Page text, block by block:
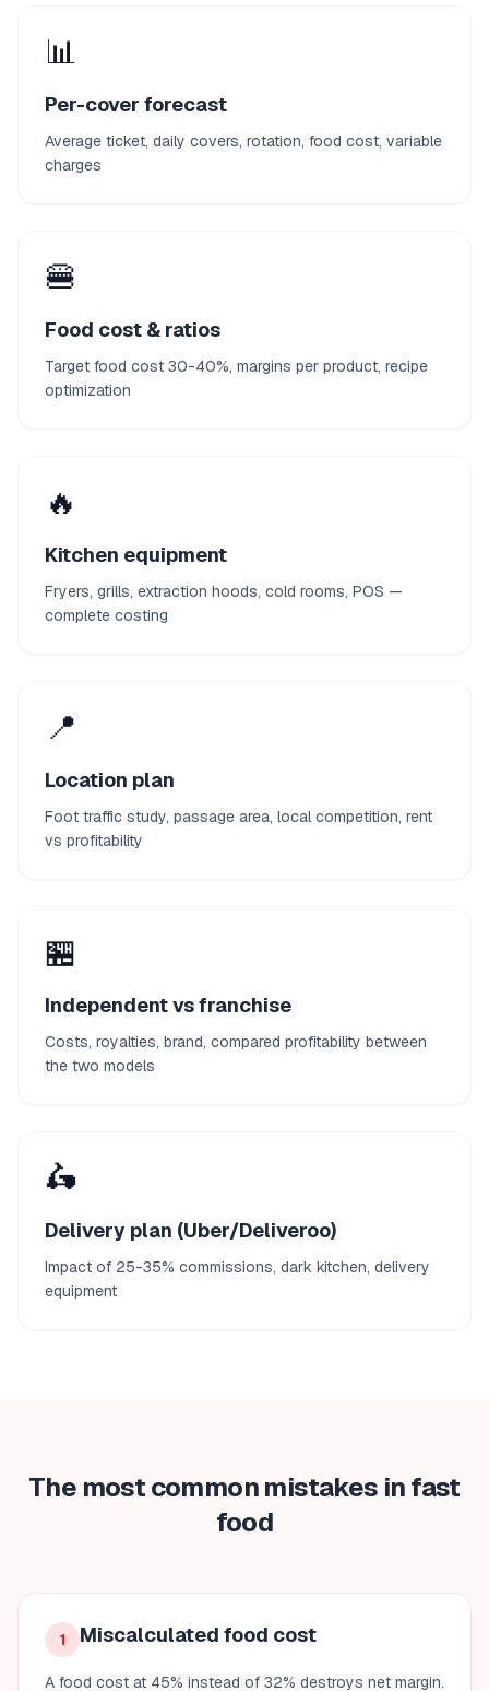
📊
Per-cover forecast
Average ticket, daily covers, rotation, food cost, variable
charges
🍔
Food cost & ratios
Target food cost 30-40%, margins per product, recipe
optimization
🔥
Kitchen equipment
Fryers, grills, extraction hoods, cold rooms, POS —
complete costing
📍
Location plan
Foot traffic study, passage area, local competition, rent
vs profitability
🏪
Independent vs franchise
Costs, royalties, brand, compared profitability between
the two models
🛵
Delivery plan (Uber/Deliveroo)
Impact of 25-35% commissions, dark kitchen, delivery
equipment
The most common mistakes in fast
food
1 Miscalculated food cost
A food cost at 45% instead of 32% destroys net margin.